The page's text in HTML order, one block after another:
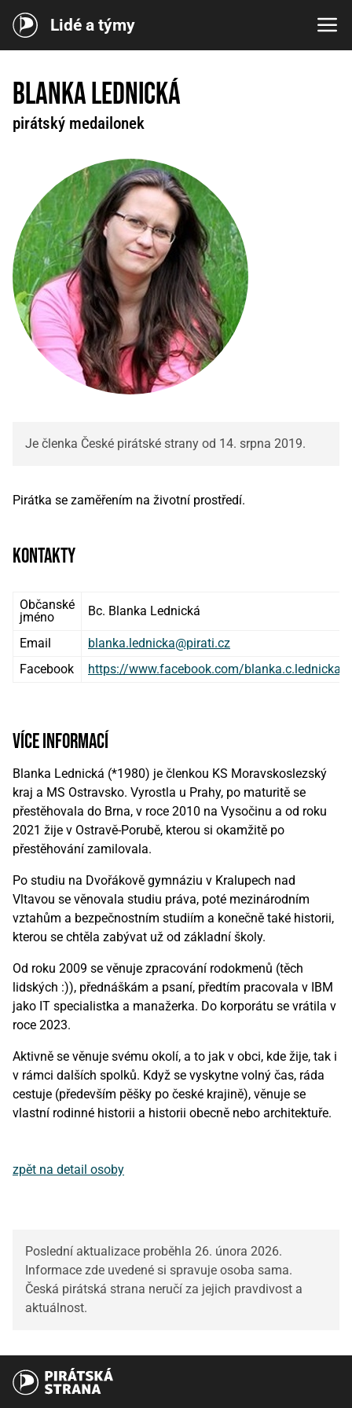
Lidé a týmy
Blanka Lednická
pirátský medailonek
Je členka České pirátské strany od 14. srpna 2019.
Pirátka se zaměřením na životní prostředí.
kontakty
Občanské
jméno
Bc. Blanka Lednická
Email
blanka.lednicka@pirati.cz
Facebook
https://www.facebook.com/blanka.c.lednicka/
více informací
Blanka Lednická (*1980) je členkou KS Moravskoslezský
kraj a MS Ostravsko. Vyrostla u Prahy, po maturitě se
přestěhovala do Brna, v roce 2010 na Vysočinu a od roku
2021 žije v Ostravě-Porubě, kterou si okamžitě po
přestěhování zamilovala.
Po studiu na Dvořákově gymnáziu v Kralupech nad
Vltavou se věnovala studiu práva, poté mezinárodním
vztahům a bezpečnostním studiím a konečně také historii,
kterou se chtěla zabývat už od základní školy.
Od roku 2009 se věnuje zpracování rodokmenů (těch
lidských :)), přednáškám a psaní, předtím pracovala v IBM
jako IT specialistka a manažerka. Do korporátu se vrátila v
roce 2023.
Aktivně se věnuje svému okolí, a to jak v obci, kde žije, tak i
v rámci dalších spolků. Když se vyskytne volný čas, ráda
cestuje (především pěšky po české krajině), věnuje se
vlastní rodinné historii a historii obecně nebo architektuře.
zpět na detail osoby
Poslední aktualizace proběhla 26. února 2026.
Informace zde uvedené si spravuje osoba sama.
Česká pirátská strana neručí za jejich pravdivost a
aktuálnost.